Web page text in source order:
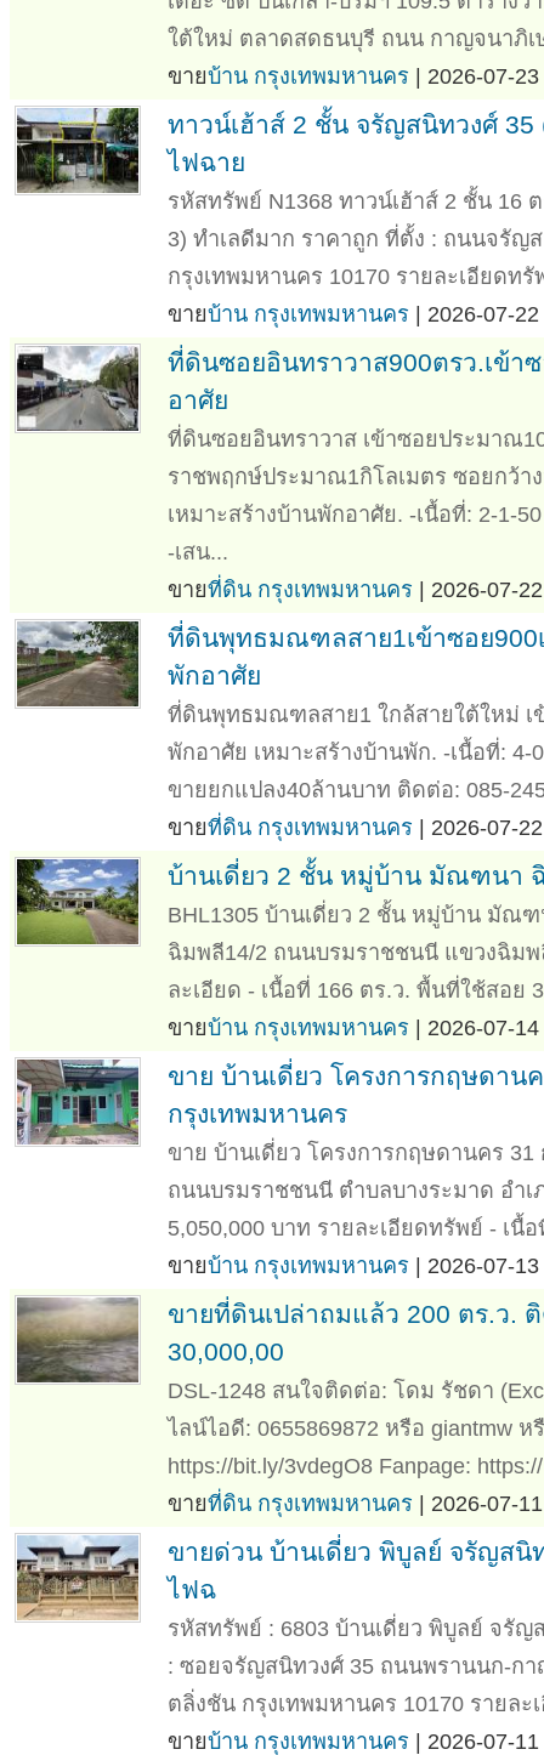
ใต้ใหม่ ตลาดสดธนบุรี ถนน กาญจนาภิเ
ขายบ้าน กรุงเทพมหานคร | 2026-07-
ทาวน์เฮ้าส์ 2 ชั้น จรัญสนิทวงศ์ 35
ไฟฉาย
รหัสทรัพย์ N1368 ทาวน์เฮ้าส์ 2 ชั้น 16
3) ทำเลดีมาก ราคาถูก ที่ตั้ง : ถนนจรัญ
กรุงเทพมหานคร 10170 รายละเอียดท
ขายบ้าน กรุงเทพมหานคร | 2026-07-
ที่ดินซอยอินทราวาส900ตรว.เข้า
อาศัย
ที่ดินซอยอินทราวาส เข้าซอยประมาณ
ราชพฤกษ์ประมาณ1กิโลเมตร ซอยกว้
เหมาะสร้างบ้านพักอาศัย. -เนื้อที่: 2-1-
-เสน...
ขายที่ดิน กรุงเทพมหานคร | 2026-07-
ที่ดินพุทธมณฑลสาย1เข้าซอย900
พักอาศัย
ที่ดินพุทธมณฑลสาย1 ใกล้สายใต้ใหม่ เ
พักอาศัย เหมาะสร้างบ้านพัก. -เนื้อที่: 4-
ขายยกแปลง40ล้านบาท ติดต่อ: 085-
ขายที่ดิน กรุงเทพมหานคร | 2026-07-
บ้านเดี่ยว 2 ชั้น หมู่บ้าน มัณฑนา
BHL1305 บ้านเดี่ยว 2 ชั้น หมู่บ้าน มัณ
ฉิมพลี14/2 ถนนบรมราชชนนี แขวงฉิมพ
ละเอียด - เนื้อที่ 166 ตร.ว. พื้นที่ใช้สอย
ขายบ้าน กรุงเทพมหานคร | 2026-07-
ขาย บ้านเดี่ยว โครงการกฤษดา
กรุงเทพมหานคร
ขาย บ้านเดี่ยว โครงการกฤษดานคร
ถนนบรมราชชนนี ตำบลบางระมาด อำ
5,050,000 บาท รายละเอียดทรัพย์ - เนื้
ขายบ้าน กรุงเทพมหานคร | 2026-07-
ขายที่ดินเปล่าถมแล้ว 200 ตร.ว
30,000,00
DSL-1248 สนใจติดต่อ: โดม รัชดา
ไลน์ไอดี: 0655869872 หรือ giantmw ห
https://bit.ly/3vdegO8 Fanpage:
ขายที่ดิน กรุงเทพมหานคร | 2026-07-
ขายด่วน บ้านเดี่ยว พิบูลย์ จรัญสนิ
ไฟฉ
รหัสทรัพย์ : 6803 บ้านเดี่ยว พิบูลย์ จรั
: ซอยจรัญสนิทวงศ์ 35 ถนนพรานนก-ก
ตลิ่งชัน กรุงเทพมหานคร 10170 รายละ
ขายบ้าน กรุงเทพมหานคร | 2026-07-